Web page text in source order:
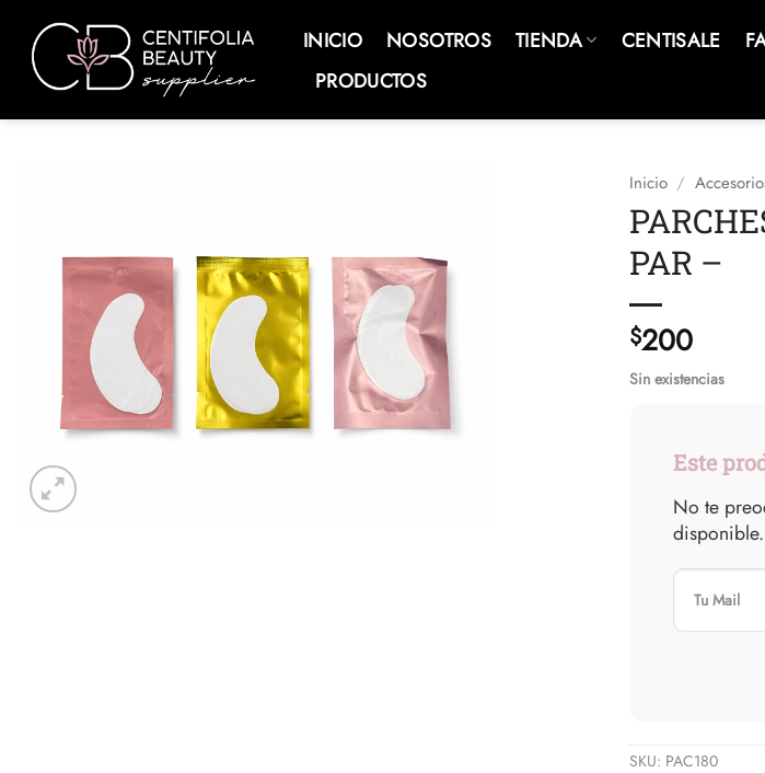
contenido
INICIO NOSOTROS TIENDA CENTISALE
PRODUCTOS
Inicio /
PAR –
$200
Sin existencias
Este
No te
disponible.
SKU: PAC180